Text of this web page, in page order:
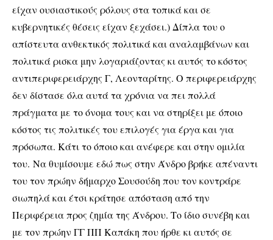
είχαν ουσιαστικούς ρόλους στα τοπικά και σε
κυβερνητικές θέσεις είχαν ξεχάσει.) Δίπλα του ο
απίστευτα ανθεκτικός πολιτικά και αναλαμβάνων και
πολιτικά ρισκα μην λογαριάζοντας κι αυτός το κόστος
αντιπεριφερειάρχης Γ, Λεονταρίτης. Ο περιφερειάρχης
δεν δίστασε όλα αυτά τα χρόνια να πει πολλά
πράγματα με το όνομα τους και να στηρίξει με όποιο
κόστος τις πολιτικές του επιλογές για έργα και για
πρόσωπα. Κάτι το όποιο και ανέφερε και στην ομιλία
του. Να θυμίσουμε εδώ πως στην Άνδρο βρήκε απέναντι
του τον πρώην δήμαρχο Σουσούδη που τον κοντράρε
σιωπηλά και έτσι κράτησε απόσταση από την
Περιφέρεια προς ζημία της Άνδρου. Το ίδιο συνέβη και
με τον πρώην ΓΓ ΠΠ Καπάκη που ήρθε κι αυτός σε